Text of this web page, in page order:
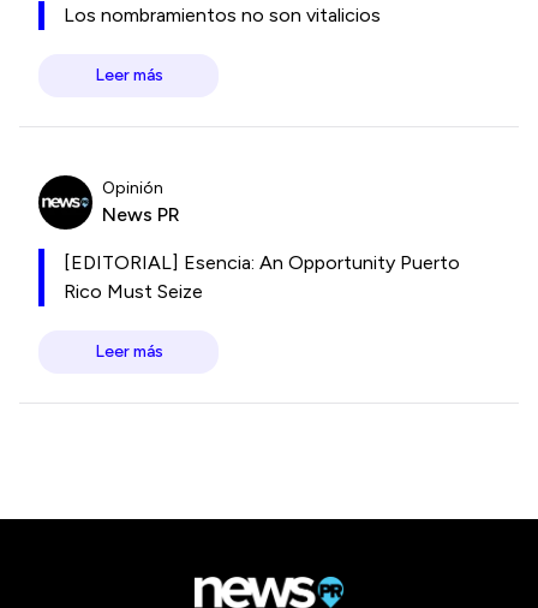
Los nombramientos no son vitalicios
Leer más
Opinión
News PR
[EDITORIAL] Esencia: An Opportunity Puerto
Rico Must Seize
Leer más